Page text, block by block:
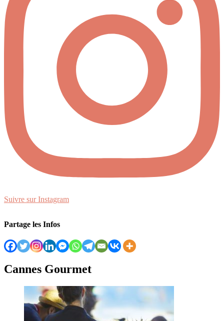
Suivre sur Instagram
Partage les Infos
Cannes Gourmet